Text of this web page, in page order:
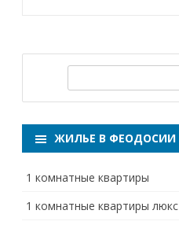
c
ЖИЛЬЕ В ФЕОДОСИИ
1 комнатные квартиры
1 комнатные квартиры люкс